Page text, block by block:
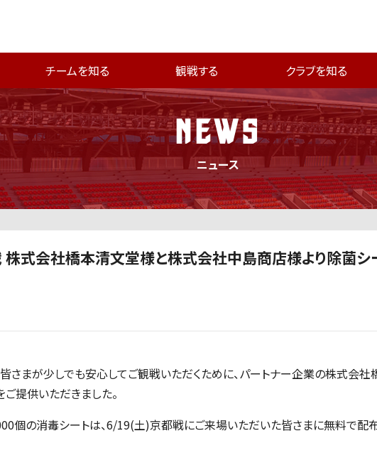
チームを知る 観戦する クラブを知る
NEWS
ニュース
式会社橋本清文堂様と株式会社中島商店様より除菌シ
皆さまが少しでも安心してご観戦いただくために、パートナー企業の株式会
提供いただきました。
個の消毒シートは、6/19(土)京都戦にご来場いただいた皆さまに無料で配布